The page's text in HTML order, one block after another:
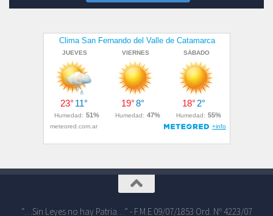
“…Sin Leyes no hay Patria…” - F.M.E 09/07/1853 Ord. Nº 4223/07